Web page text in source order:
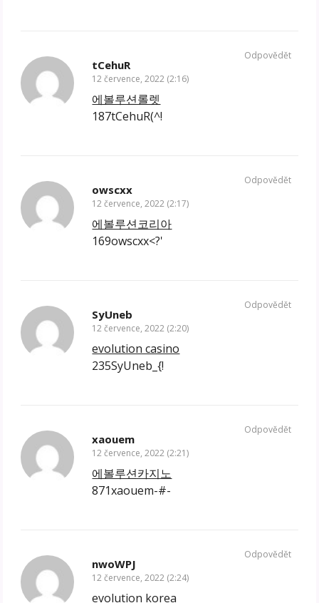
tCehuR
12 července, 2022 (2:16)
에볼루션롤렛
187tCehuR(^!
Odpovědět
owscxx
12 července, 2022 (2:17)
에볼루션코리아
169owscxx<?'
Odpovědět
SyUneb
12 července, 2022 (2:20)
evolution casino
235SyUneb_{!
Odpovědět
xaouem
12 července, 2022 (2:21)
에볼루션카지노
871xaouem-#-
Odpovědět
nwoWPJ
12 července, 2022 (2:24)
evolution korea
Odpovědět